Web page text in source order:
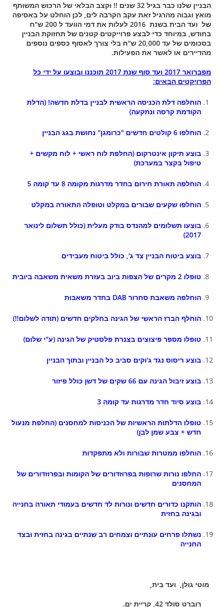
הבניין שלנו כבר בגיל 32 שנים !! וקצב הבלאי של הרכוש המשותף
מואץ וגבוה מהרגיל זאת עקב הקרבה לים, לכן הוחלט על באסיפה
של ועד הבית בשנת 2016 לעלות את דמי הוועד ל 200 ש"ח
בחודש, במיוחד כדי לבצע פרוייקטים קטנים של תחזוקת הבניין
בסכומים של עד 20,000 ש"ח בלי צורך לאסוף כספים נוספים
מהדיירים או לאשר את הפעילות.
מפברואר 2017 ועד סוף שנת 2017 תוכננו ובוצעו על ידי כל
הפרויקטים הבאים;
הוחלפה דלת הכניסה הראשית לבניין בדלת חדשה! (הדלת
הקודמת קרסה ונתקעה)
הוחלפו 6 קולטים חדשים "כרומגן" נחושת בגג הבניין
בוצע תיקון אינטרקום (החלפת לוח ראשי + לוח מקשים +
טיפול בקצר במערכת)
הוחלפה תאורת חירום בחדר מדרגות מקומה 8 עד קומה 5
הוחלפו שקעים שבורים במקלט וטופלה התאורה במקלט
בוצעו תשלומים למהנדס בודק מעלית (כולל תשלום לינואר
2017)
בוצע ביטוח הבניין צד ג', כולל ביטוח מעבידים
טופלו 2 מקרים של הצפות ביוב בעזרת משאית משאבה ביובית
הוחלפה משאבת סחרור DAB בחדר משאבות
הוחלף הברז הראשי של הגינה בחלקים חדשים (תודה לשלום!!)
טופלו מספר פיצוצים בצנרת פלסטיק של הגינה (ע"י שלום)
בוצע ריסוס נגד ג'וקים סביב כל הבניין ובתוך הבניין
בוצע זיבול הגינה עם 66 שקים של דשן כולל פיזור
בוצע סיוד חדר מדרגות עד קומה 3
טופלו הדלתות הראשיות של הכניסות למחסנים (החלפת מנעול
חדש + צבע שמן לבן)
הוחלפו ממטרות שבורות ולא מתפקדות
החלפו נורות שרופות בפרוזדורים של הקומות ובפרוזדורים של
המחסנים
הותקנו כדורים חדשים ונורות לד חדשים בעמודי תאורה בחנייה
ובגינה בחזית
נשתלו פרחים עונתיים וצמחים רב שנתיים בגינה בחזית ובצד
החנייה
מוטי גולן, ועד בית,
רוברט סולד 42, קריית ים.